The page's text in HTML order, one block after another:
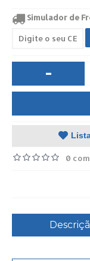
Simulador de
-
0